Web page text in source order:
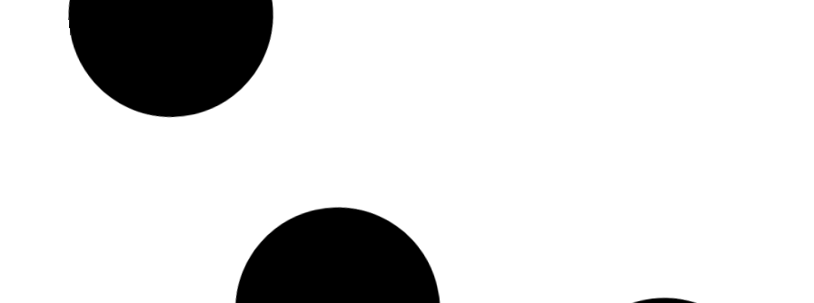
Révélations 2025
Grand Palais, Paris, France